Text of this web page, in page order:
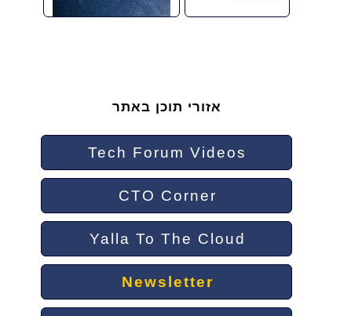
אזורי תוכן באתר
Tech Forum Videos
CTO Corner
Yalla To The Cloud
Newsletter